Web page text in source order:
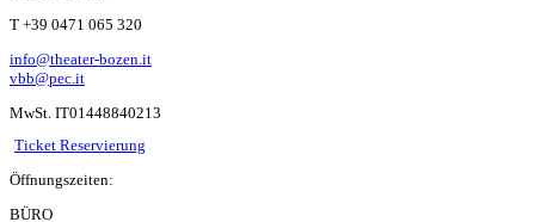
T +39 0471 065 320
info@theater-bozen.it
vbb@pec.it
MwSt. IT01448840213
W
ha
ts
ap
Ticket Reservierung
Öffnungszeiten:
BÜRO